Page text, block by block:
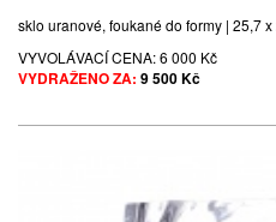
sklo uranové, foukané do formy | 25,7
VYVOLÁVACÍ CENA:6 000 Kč
VYDRAŽENO ZA: 9 500 Kč